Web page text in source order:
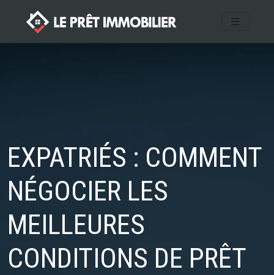
EXPATRIÉS : COMMENT
NÉGOCIER LES
MEILLEURES
CONDITIONS DE PRÊT